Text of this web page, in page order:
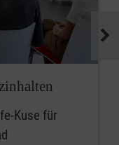
Kuse für